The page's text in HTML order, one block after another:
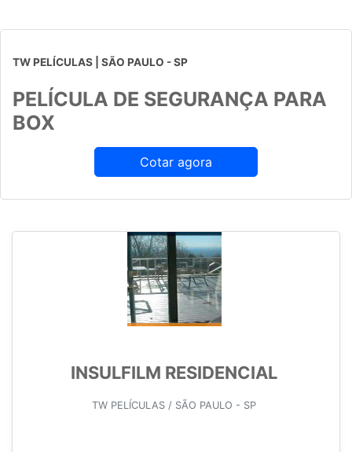
TW PELÍCULAS | SÃO PAULO - SP
PELÍCULA DE SEGURANÇA PARA
BOX
Cotar agora
INSULFILM RESIDENCIAL
TW PELÍCULAS / SÃO PAULO - SP